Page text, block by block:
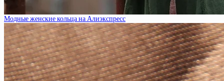
Модные женские кольца на Алиэкспресс